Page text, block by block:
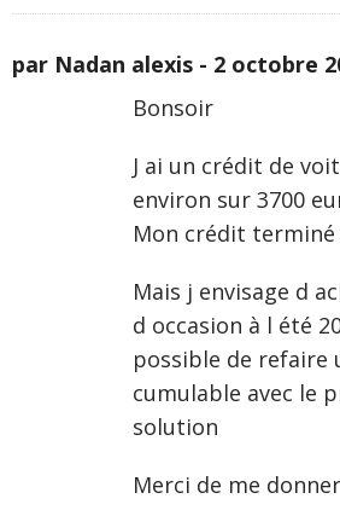
par Nadan alexis - 2 octobre
Bonsoir
J ai un crédit de
environ sur 3700
Mon crédit terminé
Mais j envisage d
d occasion à l été
possible de refaire
cumulable avec le
solution
Merci de me